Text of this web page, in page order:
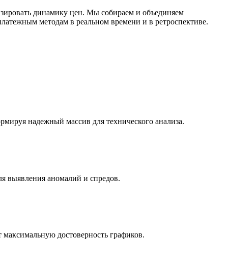
динамику цен. Мы собираем и объединяем
методам в реальном времени и в ретроспективе.
надежный массив для технического анализа.
выявления аномалий и спредов.
достоверность графиков.